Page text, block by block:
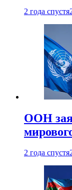
2 года спустя
ООН
2 года спустя